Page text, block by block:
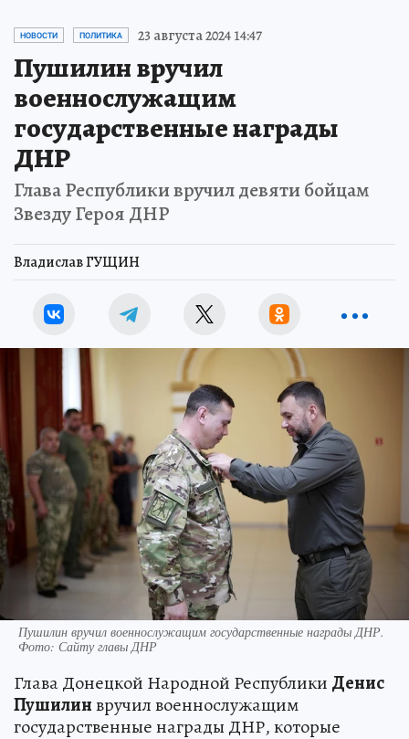
НОВОСТИ ПОЛИТИКА 23 августа 2024 14:47
Пушилин вручил
военнослужащим
государственные награды
ДНР
Глава Республики вручил девяти бойцам
Звезду Героя ДНР
Владислав ГУЩИН
Пушилин вручил военнослужащим государственные награды ДНР.
Фото: Сайту главы ДНР
Глава Донецкой Народной Республики Денис
Пушилинвручил военнослужащим
государственные награды ДНР, которые